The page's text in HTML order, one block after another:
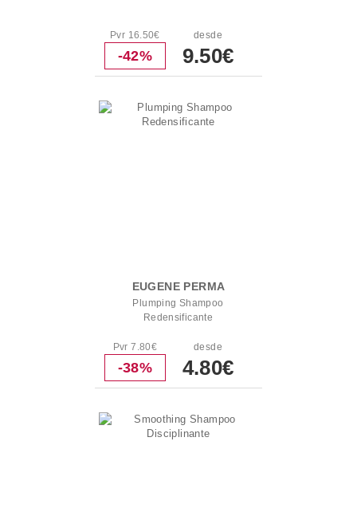
Pvr 16.50€
-42%
desde
9.50€
EUGENE PERMA
Plumping Shampoo
Redensificante
Pvr 7.80€
-38%
desde
4.80€